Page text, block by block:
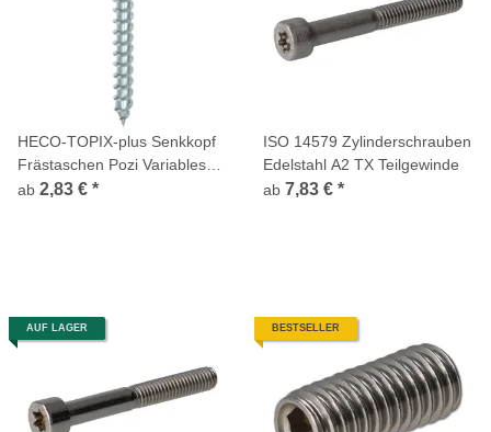
HECO-TOPIX-plus Senkkopf
Frästaschen Pozi Variables
Vollgewinde verzinkt
ab 2,83 € *
ISO 14579 Zylinderschrauben
Edelstahl A2 TX Teilgewinde
ab 7,83 € *
AUF LAGER BESTSELLER